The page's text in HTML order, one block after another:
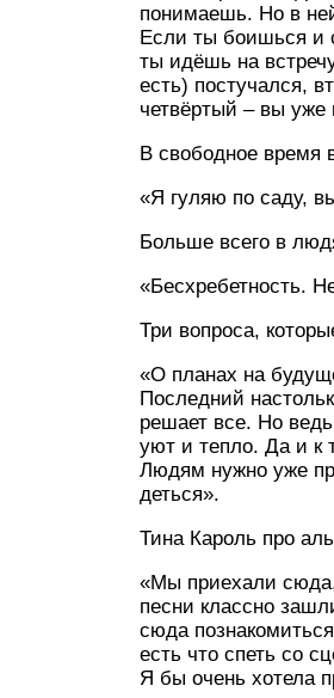
понимаешь. Но в
Если ты боишься и
ты идёшь на
есть) постучался,
четвёртый – вы уже
В свободное
«Я гуляю по саду,
Больше всего в
«Бесхребетность.
Три вопроса,
«О планах на
Последний
решает все. Но
уют и тепло. Да и к
Людям нужно уже
деться».
Тина Кароль про
«Мы приехали
песни классно
сюда
есть что спеть со
Я бы очень хотела